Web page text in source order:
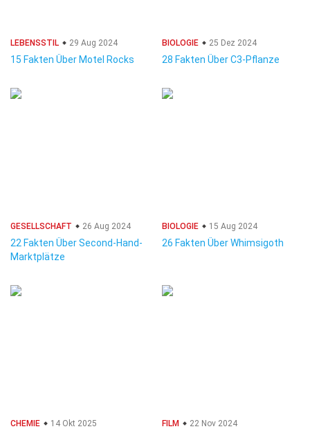
LEBENSSTIL 29 Aug 2024
15 Fakten Über Motel Rocks
BIOLOGIE 25 Dez 2024
28 Fakten Über C3-Pflanze
GESELLSCHAFT 26 Aug 2024
22 Fakten Über Second-Hand-
Marktplätze
BIOLOGIE 15 Aug 2024
26 Fakten Über Whimsigoth
CHEMIE 14 Okt 2025 FILM 22 Nov 2024